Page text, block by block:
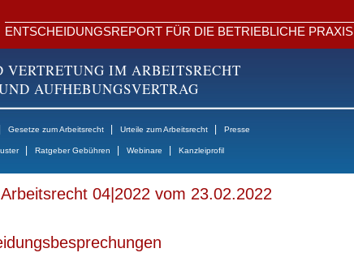
ENTSCHEIDUNGSREPORT FÜR DIE BETRIEBLICHE PRAXIS
IM ARBEITSRECHT
AUFHEBUNGSVERTRAG
Gesetze zum Arbeitsrecht Urteile zum Arbeitsrecht Presse
Ratgeber Gebühren Webinare Kanzleiprofil
04|2022 vom 23.02.2022